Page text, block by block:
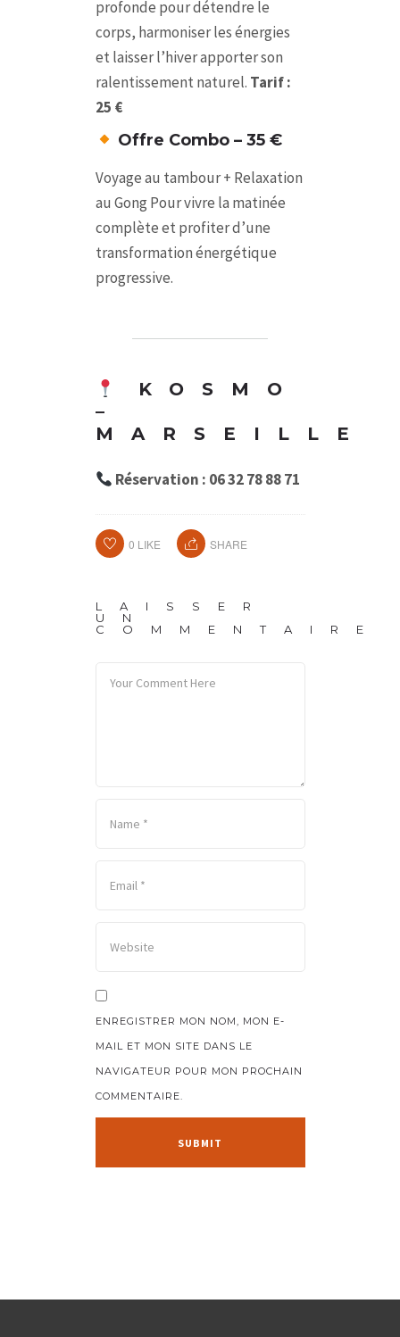
profonde pour détendre le
corps, harmoniser les énergies
et laisser l’hiver apporter son
ralentissement naturel. Tarif :
25 €
Offre Combo – 35 €
Voyage au tambour + Relaxation
au Gong Pour vivre la matinée
complète et profiter d’une
transformation énergétique
progressive.
KOSMO
–
MARSEILLE
Réservation : 06 32 78 88 71
0 LIKE SHARE
LAISSER
UN
COMMENTAIRE
ENREGISTRER MON NOM, MON E-
MAIL ET MON SITE DANS LE
NAVIGATEUR POUR MON PROCHAIN
COMMENTAIRE.